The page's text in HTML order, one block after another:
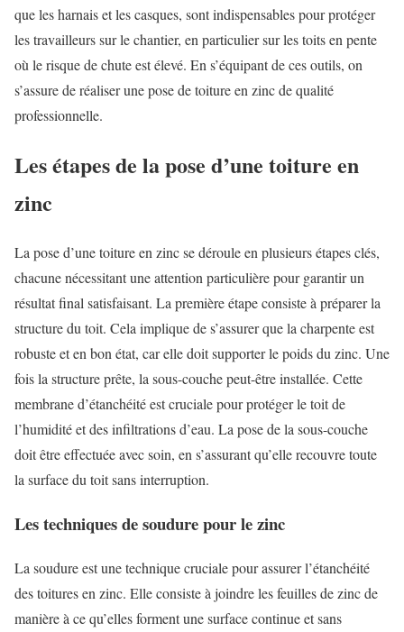
que les harnais et les casques, sont indispensables pour protéger
les travailleurs sur le chantier, en particulier sur les toits en pente
où le risque de chute est élevé. En s’équipant de ces outils, on
s’assure de réaliser une pose de toiture en zinc de qualité
professionnelle.
Les étapes de la pose d’une toiture en
zinc
La pose d’une toiture en zinc se déroule en plusieurs étapes clés,
chacune nécessitant une attention particulière pour garantir un
résultat final satisfaisant. La première étape consiste à préparer la
structure du toit. Cela implique de s’assurer que la charpente est
robuste et en bon état, car elle doit supporter le poids du zinc. Une
fois la structure prête, la sous-couche peut-être installée. Cette
membrane d’étanchéité est cruciale pour protéger le toit de
l’humidité et des infiltrations d’eau. La pose de la sous-couche
doit être effectuée avec soin, en s’assurant qu’elle recouvre toute
la surface du toit sans interruption.
Les techniques de soudure pour le zinc
La soudure est une technique cruciale pour assurer l’étanchéité
des toitures en zinc. Elle consiste à joindre les feuilles de zinc de
manière à ce qu’elles forment une surface continue et sans